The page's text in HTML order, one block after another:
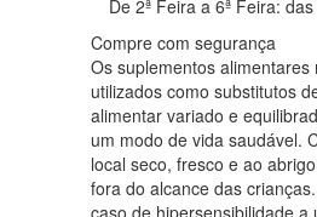
De 2ª Feira a 6ª Feira:
Compre com segurança
Os suplementos alimentares
utilizados como substitutos
alimentar variado e
um modo de vida saudável.
local seco, fresco e ao
fora do alcance das
caso de hipersensibilidade a